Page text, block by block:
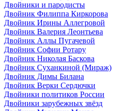
Двойники и пародисты
Двойник Филиппа Киркорова
Двойник Ирины Аллегровой
Двойник Валерия Леонтьева
Двойник Аллы Пугачевой
Двойник Софии Ротару
Двойник Николая Баскова
Двойник Суханкиной (Мираж)
Двойник Димы Билана
Двойник Верки Сердючки
Двойники политиков России
Двойники зарубежных звёзд